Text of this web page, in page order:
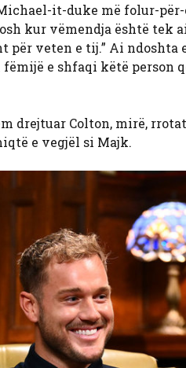
it-duke më folur-
kur vëmendja është tek
për veten e tij.” Ai ndoshta
e shfaqi këtë person
drejtuar Colton, mirë,
e vegjël si Majk.